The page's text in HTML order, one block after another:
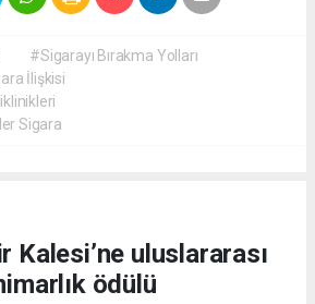
#Sigarayı Bırakma Yolları
İlişkisi
Sigara
Kalesi’ne uluslararası
ödülü